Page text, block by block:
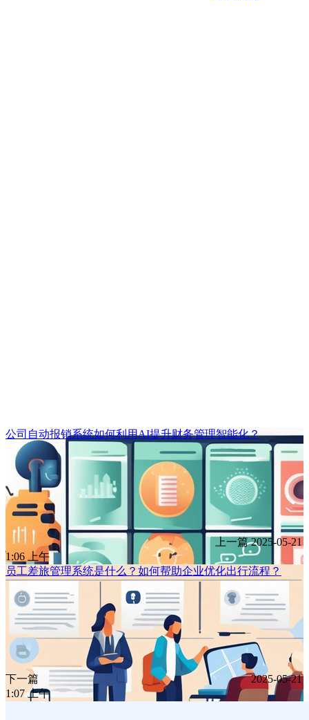
公司自动报销系统如何利用AI提升财务管理智能化？
上一篇 2025-05-21
1:06 上午
员工差旅管理系统是什么？如何帮助企业优化出行流程？
下一篇
2025-05-21
1:07 上午